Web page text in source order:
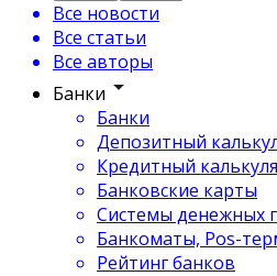
Все новости
Все статьи
Все авторы
Банки
Банки
Депозитный
Кредитный
Банковские карты
Системы денежных
Банкоматы, Pos-
Рейтинг банков